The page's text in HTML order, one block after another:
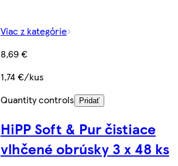
Viac z kategórie
8,69 €
1,74 €/kus
Quantity controls
Pridať
HiPP Soft & Pur čistiace
vlhčené obrúsky 3 x 48 ks